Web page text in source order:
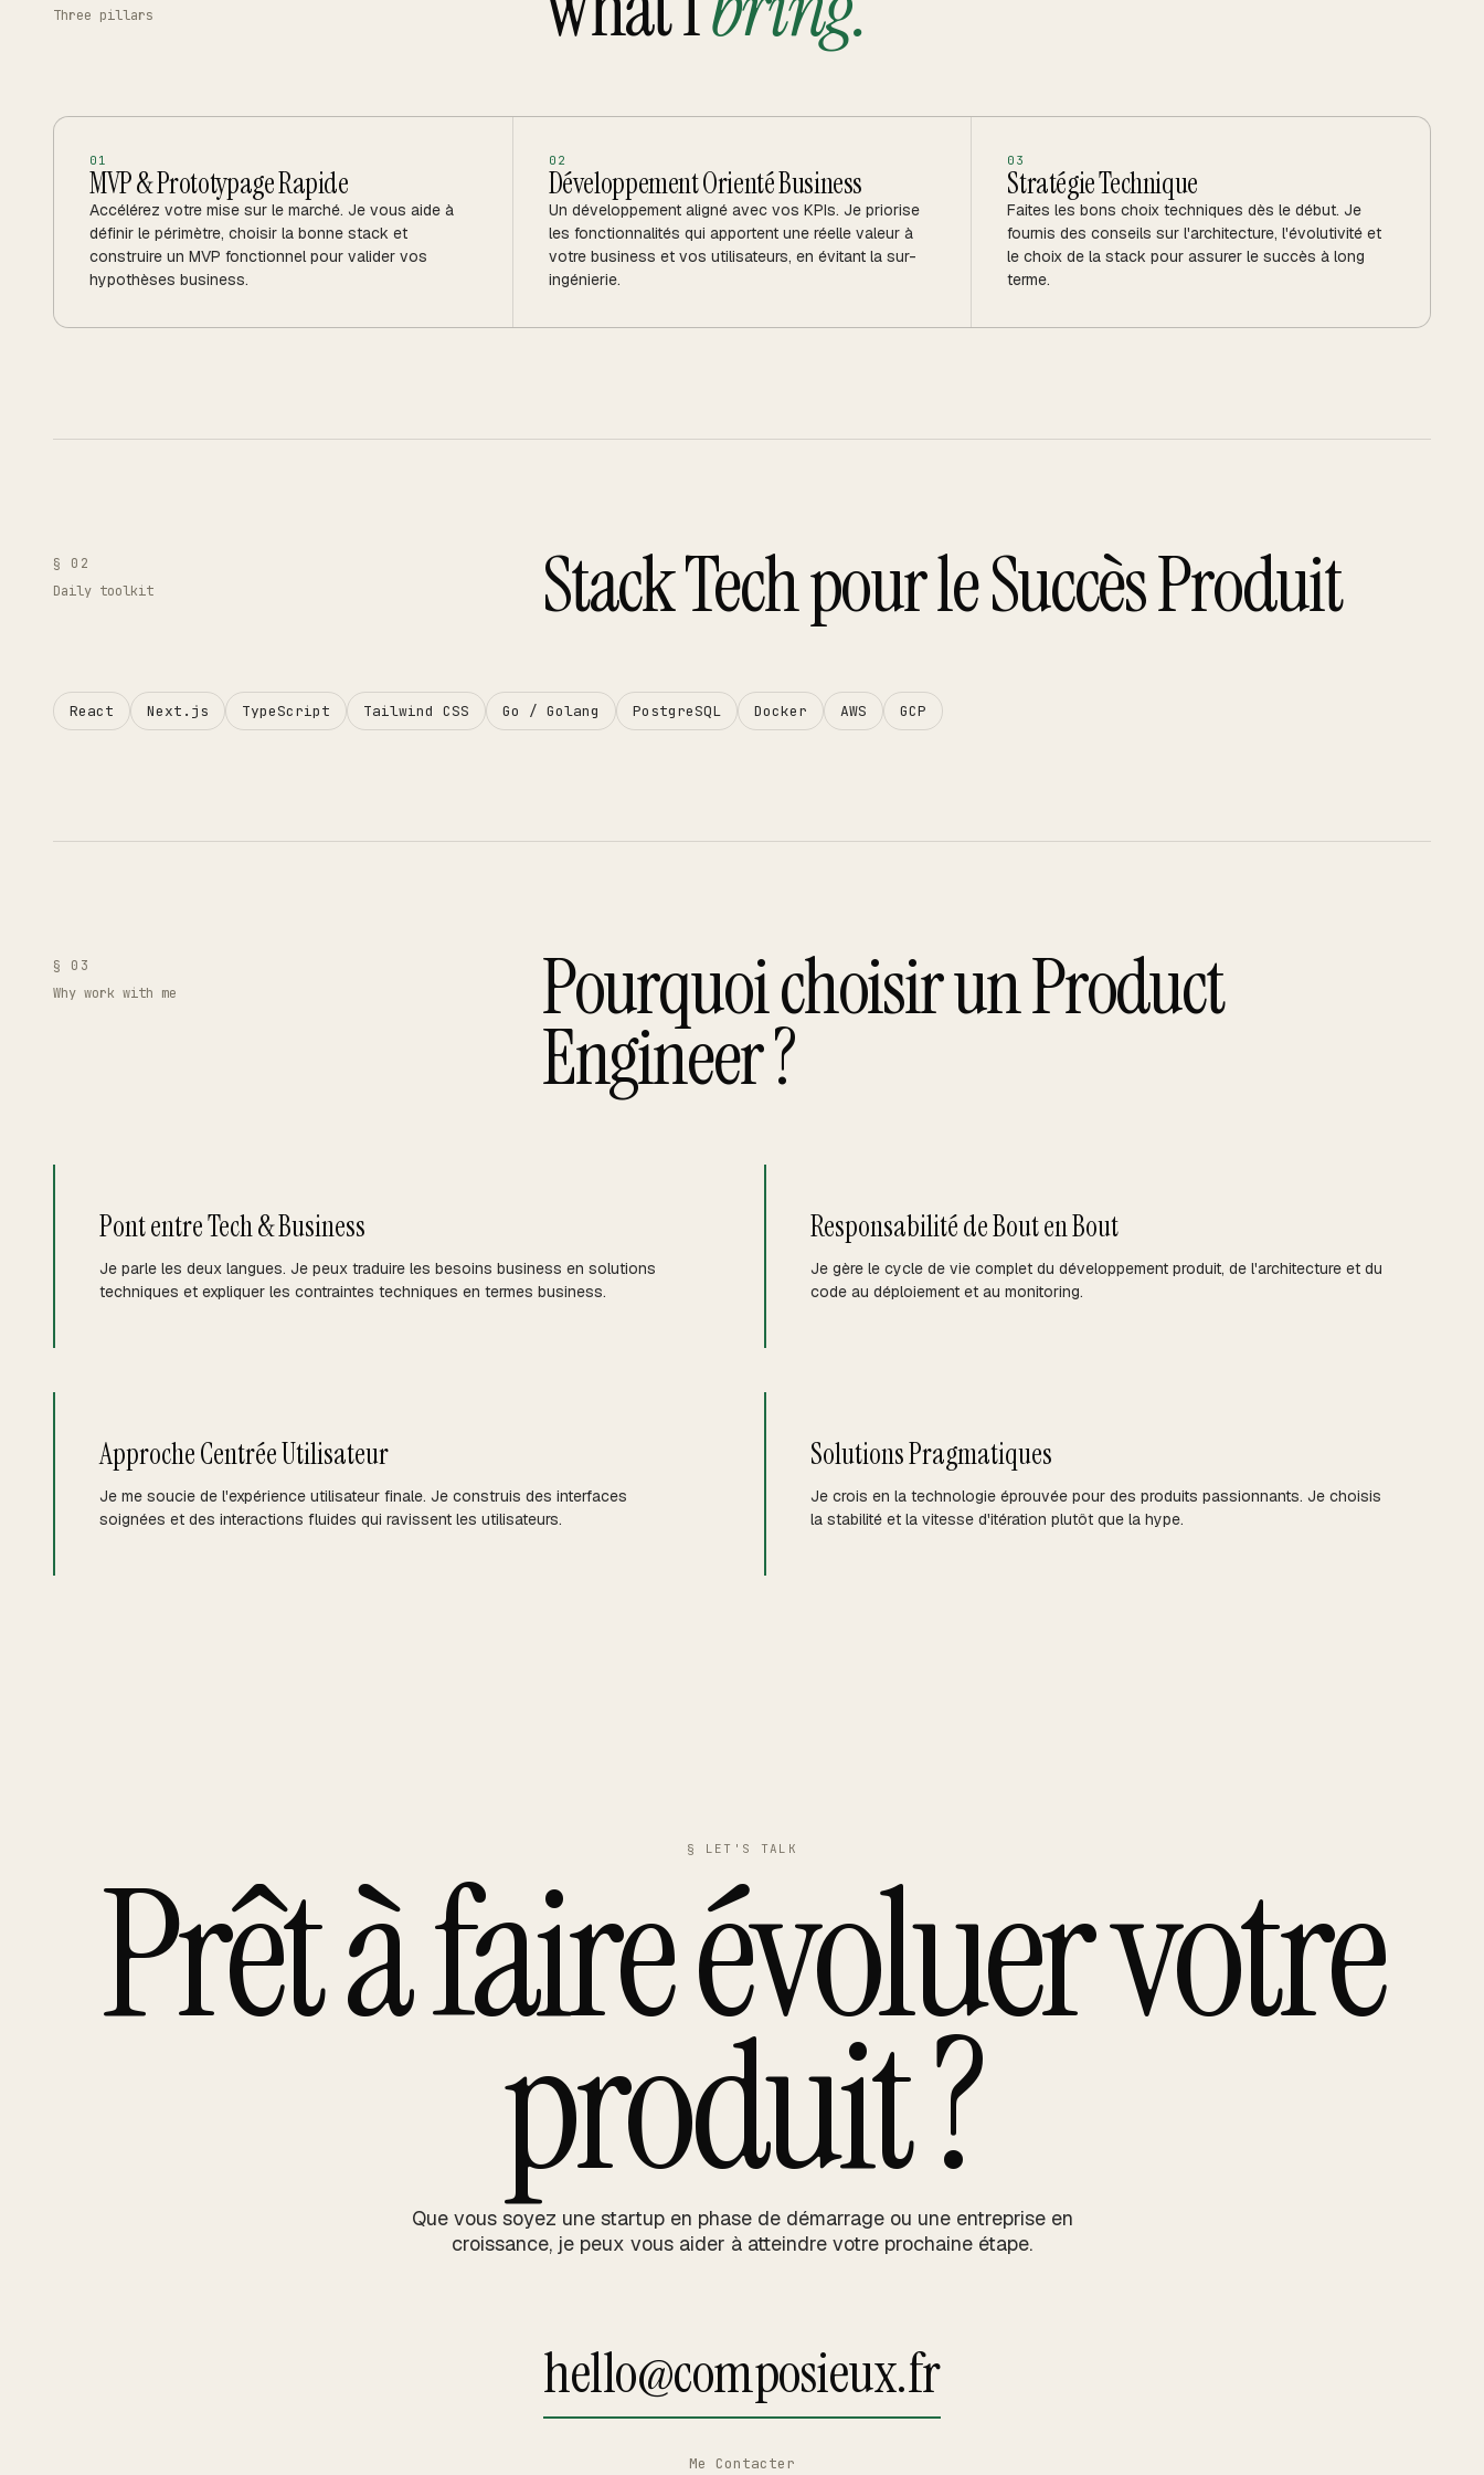
Three pillars
0 1
MVP & Prototypage Rapide
Accélérez votre mise sur le marché. Je vous aide à
définir le périmètre, choisir la bonne stack et
construire un MVP fonctionnel pour valider vos
hypothèses business.
0 2
Développement Orienté Business
Un développement aligné avec vos KPIs. Je priorise
les fonctionnalités qui apportent une réelle valeur à
votre business et vos utilisateurs, en évitant la sur-
ingénierie.
0 3
Stratégie Technique
Faites les bons choix techniques dès le début. Je
fournis des conseils sur l'architecture, l'évolutivité et
le choix de la stack pour assurer le succès à long
terme.
§ 02
Daily toolkit
Stack Tech pour le Succès Produit
React Next.js TypeScript Tailwind CSS Go / Golang PostgreSQL Docker AWS GCP
§ 03
Why work with me
Pourquoi choisir un Product
Engineer ?
Pont entre Tech & Business
Je parle les deux langues. Je peux traduire les besoins business en solutions
techniques et expliquer les contraintes techniques en termes business.
Responsabilité de Bout en Bout
Je gère le cycle de vie complet du développement produit, de l'architecture et du
code au déploiement et au monitoring.
Approche Centrée Utilisateur
Je me soucie de l'expérience utilisateur finale. Je construis des interfaces
soignées et des interactions fluides qui ravissent les utilisateurs.
Solutions Pragmatiques
Je crois en la technologie éprouvée pour des produits passionnants. Je choisis
la stabilité et la vitesse d'itération plutôt que la hype.
§ LET'S TALK
Prêt à faire évoluer votre
produit ?
Que vous soyez une startup en phase de démarrage ou une entreprise en
croissance, je peux vous aider à atteindre votre prochaine étape.
hello@composieux.fr
Me Contacter